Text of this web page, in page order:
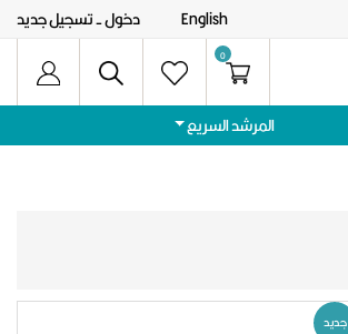
English دخول- تسجيل جديد
0
المرشد السريع
جديد